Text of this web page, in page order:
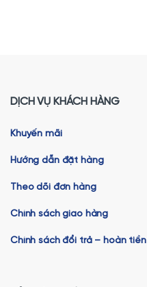
DỊCH VỤ KHÁCH HÀNG
Khuyến mãi
Hướng dẫn đặt hàng
Theo dõi đơn hàng
Chính sách giao hàng
Chính sách đổi trả – hoàn tiền